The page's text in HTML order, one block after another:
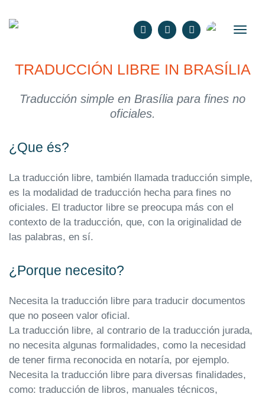
TRADUCCIÓN LIBRE IN BRASÍLIA
Traducción simple en Brasília para fines no
oficiales.
¿Que és?
La traducción libre, también llamada traducción simple,
es la modalidad de traducción hecha para fines no
oficiales. El traductor libre se preocupa más con el
contexto de la traducción, que, con la originalidad de
las palabras, en sí.
¿Porque necesito?
Necesita la traducción libre para traducir documentos
que no poseen valor oficial.
La traducción libre, al contrario de la traducción jurada,
no necesita algunas formalidades, como la necesidad
de tener firma reconocida en notaría, por ejemplo.
Necesita la traducción libre para diversas finalidades,
como: traducción de libros, manuales técnicos,